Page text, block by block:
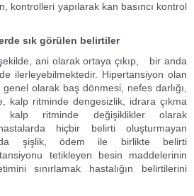
kontrolleri yapılarak kan basıncı kontrol
sık görülen belirtiler
ani olarak ortaya çıkıp, bir anda
ilerleyebilmektedir. Hipertansiyon olan
olarak baş dönmesi, nefes darlığı,
kalp ritminde dengesizlik, idrara çıkma
ritminde değişiklikler olarak
hiçbir belirti oluşturmayan
şişlik, ödem ile birlikte belirti
tetikleyen besin maddelerinin
sınırlamak hastalığın belirtilerini